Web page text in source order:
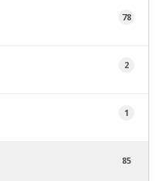
78
2
1
85